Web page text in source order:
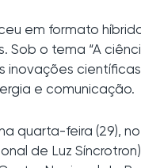
em formato
Sob o tema “A
inovações
e comunicação.
quarta-feira (29),
de Luz